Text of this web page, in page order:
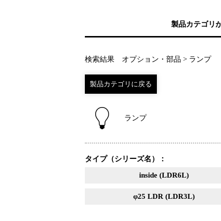
製品カテゴリ
検索結果 オプション・部品 > ランプ
ランプ
タイプ（シリーズ名）：
inside (LDR6L)
φ25 LDR (LDR3L)